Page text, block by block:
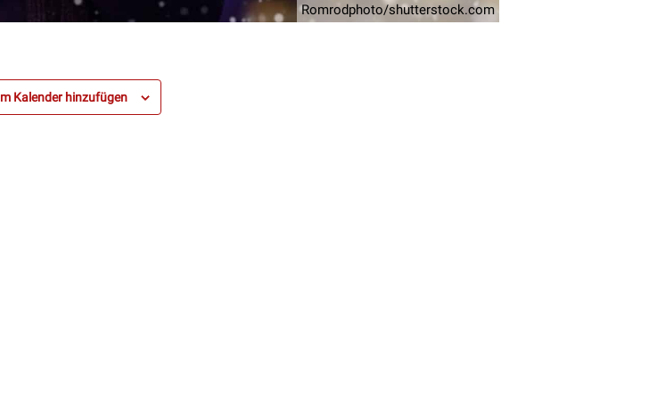
Romrodphoto/shutterstock.com
Kalender hinzufügen